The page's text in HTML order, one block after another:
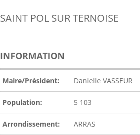
SAINT POL SUR TERNOISE
INFORMATION
Maire/Président: Danielle VASSEUR
Population: 5 103
Arrondissement: ARRAS